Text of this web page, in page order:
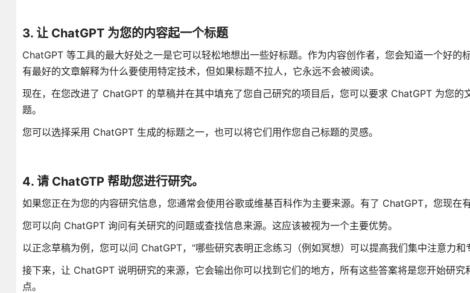
3. 让 ChatGPT 为您的内容起一个标题
ChatGPT 等工具的最大好处之一是它可以轻松地想出一些好标题。作为内容创作者，您会知道一个好的
有最好的文章解释为什么要使用特定技术，但如果标题不拉人，它永远不会被阅读。
现在，在您改进了 ChatGPT 的草稿并在其中填充了您自己研究的项目后，您可以要求 ChatGPT 为您的
题。
您可以选择采用 ChatGPT 生成的标题之一，也可以将它们用作您自己标题的灵感。
4. 请 ChatGTP 帮助您进行研究。
如果您正在为您的内容研究信息，您通常会使用谷歌或维基百科作为主要来源。有了 ChatGPT，您现在
您可以向 ChatGPT 询问有关研究的问题或查找信息来源。这应该被视为一个主要优势。
以正念草稿为例，您可以问 ChatGPT，“哪些研究表明正念练习（例如冥想）可以提高我们集中注意力和
接下来，让 ChatGPT 说明研究的来源，它会输出你可以找到它们的地方，所有这些答案将是您开始研究
点。